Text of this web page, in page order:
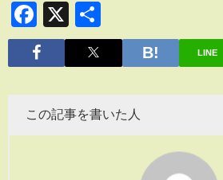
Facebook
X
有
LINE
この記事を書いた人